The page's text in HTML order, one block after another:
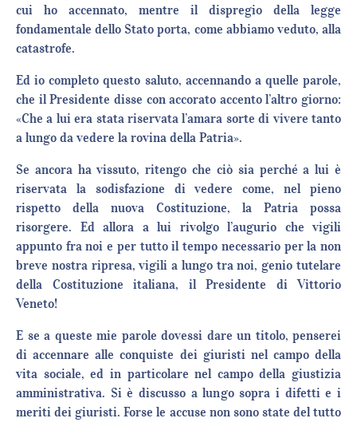
cui ho accennato, mentre il dispregio della legge
fondamentale dello Stato porta, come abbiamo veduto, alla
catastrofe.
Ed io completo questo saluto, accennando a quelle parole,
che il Presidente disse con accorato accento l’altro giorno:
«Che a lui era stata riservata l’amara sorte di vivere tanto
a lungo da vedere la rovina della Patria».
Se ancora ha vissuto, ritengo che ciò sia perché a lui è
riservata la sodisfazione di vedere come, nel pieno
rispetto della nuova Costituzione, la Patria possa
risorgere. Ed allora a lui rivolgo l’augurio che vigili
appunto fra noi e per tutto il tempo necessario per la non
breve nostra ripresa, vigili a lungo tra noi, genio tutelare
della Costituzione italiana, il Presidente di Vittorio
Veneto!
E se a queste mie parole dovessi dare un titolo, penserei
di accennare alle conquiste dei giuristi nel campo della
vita sociale, ed in particolare nel campo della giustizia
amministrativa. Si è discusso a lungo sopra i difetti e i
meriti dei giuristi. Forse le accuse non sono state del tutto